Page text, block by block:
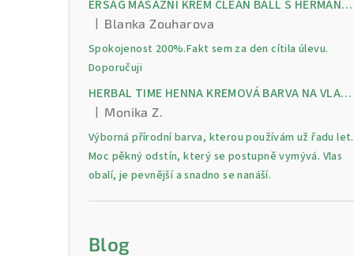
ERSAG MASÁŽNÍ KRÉM CLEAN BALL S HERMANKEM A MENTOLEM pro úlevu od bolesti, otoků a napětí ve svalech
Hodnocení produktu je 5 z 5 hvězdiček.
Blanka Zouharova
Spokojenost 200%.Fakt sem za den cítila úlevu.
Doporučuji
HERBAL TIME HENNA KREMOVÁ BARVA NA VLASY 9 Lilek 75 ml
Hodnocení produktu je 5 z 5 hvězdiček.
Monika Z.
Výborná přírodní barva, kterou používám už řadu let.
Moc pěkný odstín, který se postupně vymývá. Vlas
obalí, je pevnější a snadno se nanáší.
Blog